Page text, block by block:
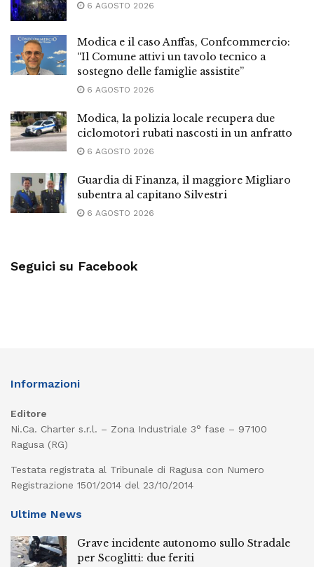
6 AGOSTO 2026
Modica e il caso Anffas, Confcommercio:
“Il Comune attivi un tavolo tecnico a
sostegno delle famiglie assistite”
6 AGOSTO 2026
Modica, la polizia locale recupera due
ciclomotori rubati nascosti in un anfratto
6 AGOSTO 2026
Guardia di Finanza, il maggiore Migliaro
subentra al capitano Silvestri
6 AGOSTO 2026
Seguici su Facebook
Informazioni
Editore
Ni.Ca. Charter s.r.l. – Zona Industriale 3° fase – 97100
Ragusa (RG)
Testata registrata al Tribunale di Ragusa con Numero
Registrazione 1501/2014 del 23/10/2014
Ultime News
Grave incidente autonomo sullo Stradale
per Scoglitti: due feriti